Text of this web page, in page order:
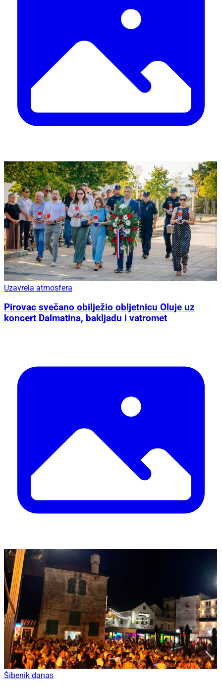
Uzavrela atmosfera
Pirovac svečano obilježio obljetnicu Oluje uz
koncert Dalmatina, bakljadu i vatromet
Šibenik danas